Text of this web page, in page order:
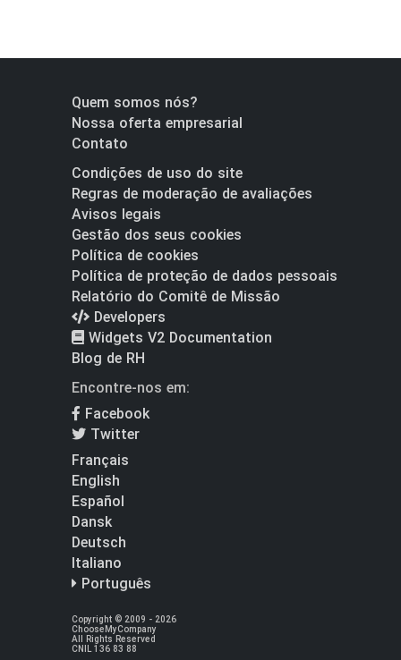
Quem somos nós?
Nossa oferta empresarial
Contato
Condições de uso do site
Regras de moderação de avaliações
Avisos legais
Gestão dos seus cookies
Política de cookies
Política de proteção de dados pessoais
Relatório do Comitê de Missão
Developers
Widgets V2 Documentation
Blog de RH
Encontre-nos em:
Facebook
Twitter
Français
English
Español
Dansk
Deutsch
Italiano
Português
Copyright © 2009 - 2026
ChooseMyCompany
All Rights Reserved
CNIL 136 83 88